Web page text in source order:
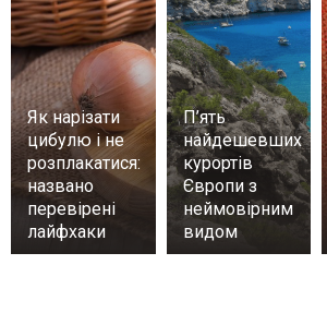
Як нарізати
цибулю і не
розплакатися:
названо
перевірені
лайфхаки
П’ять
найдешевших
курортів
Європи з
неймовірним
видом